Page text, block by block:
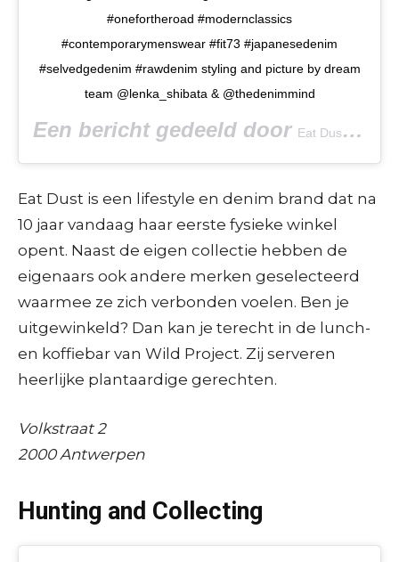
#onefortheroad #modernclassics
#contemporarymenswear #fit73 #japanesedenim
#selvedgedenim #rawdenim styling and picture by dream
team @lenka_shibata & @thedenimmind
Een bericht gedeeld door Eat Dust
Eat Dust is een lifestyle en denim brand dat na
10 jaar vandaag haar eerste fysieke winkel
opent. Naast de eigen collectie hebben de
eigenaars ook andere merken geselecteerd
waarmee ze zich verbonden voelen. Ben je
uitgewinkeld? Dan kan je terecht in de lunch-
en koffiebar van Wild Project. Zij serveren
heerlijke plantaardige gerechten.
Volkstraat 2
2000 Antwerpen
Hunting and Collecting